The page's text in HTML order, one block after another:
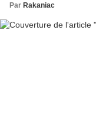
Par Rakaniac